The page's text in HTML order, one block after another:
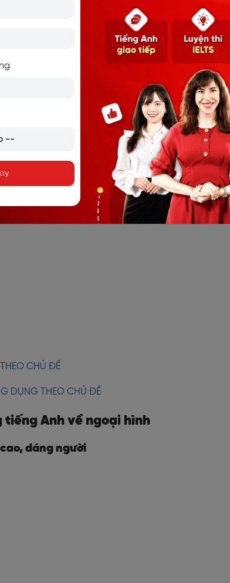
người đó tốt bụng, thông minh hay hào phóng…?
hoặc kỉ niệm đáng nhớ.
viết với bạn thân.
TIẾNG ANH ĐƠN GIẢN
bạn thân bằng tiếng Anh
CHỦ ĐỀ
DỤNG THEO CHỦ ĐỀ
tiếng Anh về ngoại hình
dáng người